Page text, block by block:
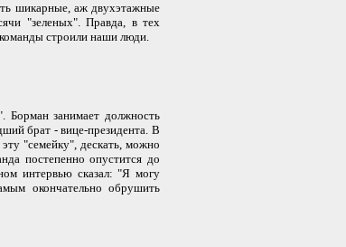
шикарные, аж двухэтажные
"зеленых". Правда, в тех
команды строили наши люди.
занимает должность
брат - вице-президента. В
"семейку", дескать, можно
постепенно опустится до
интервью сказал: "Я могу
окончательно обрушить